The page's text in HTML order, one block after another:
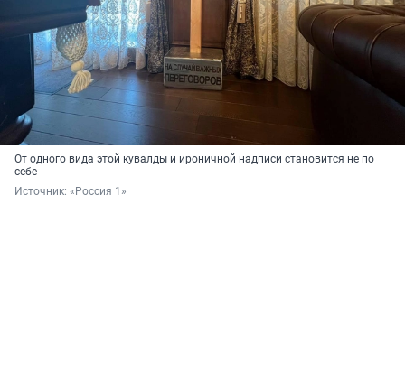
От одного вида этой кувалды и ироничной надписи становится не по
себе
Источник: «Россия 1»